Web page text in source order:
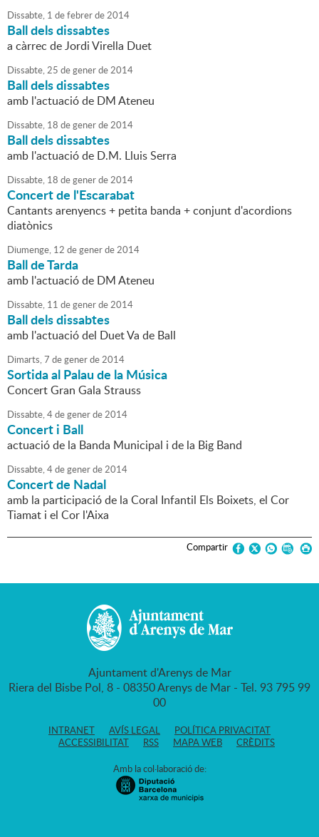
Dissabte, 1 defebrerde2014
Ball dels dissabtes
a càrrec de Jordi Virella Duet
Dissabte,25 degenerde2014
Ball dels dissabtes
amb l'actuació de DM Ateneu
Dissabte, 18 degenerde2014
Ball dels dissabtes
amb l'actuació de D.M. Lluis Serra
Dissabte, 18 degenerde2014
Concert de l'Escarabat
Cantants arenyencs + petita banda + conjunt d'acordions
diatònics
Diumenge, 12 degenerde2014
Ball de Tarda
amb l'actuació de DM Ateneu
Dissabte, 11 degenerde2014
Ball dels dissabtes
amb l'actuació del Duet Va de Ball
Dimarts,7 degenerde2014
Sortida al Palau de la Música
Concert Gran Gala Strauss
Dissabte,4degenerde2014
Concert i Ball
actuació de la Banda Municipal i de la Big Band
Dissabte,4degenerde2014
Concert de Nadal
amb la participació de la Coral Infantil Els Boixets, el Cor
Tiamat i el Cor l'Aixa
Compartir
Ajuntament d'Arenys de Mar
Riera del Bisbe Pol, 8 - 08350 Arenys de Mar - Tel. 93 795 99
00
INTRANET AVÍS LEGAL
POLÍTICA PRIVACITAT
ACCESSIBILITAT
RSS MAPA WEB CRÈDITS
Amb la col·laboració de: